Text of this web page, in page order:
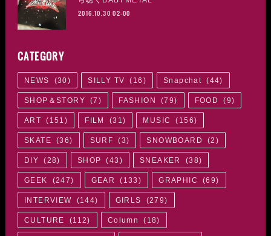
2016.10.30 02:00
CATEGORY
NEWS (30) SILLY TV ( 16 ) Snapchat (44)
SHOP＆STORY (7 ) FASHION (79) FOOD (9)
ART ( 151 ) FILM (31) MUSIC ( 156)
SKATE (36) SURF (3) SNOWBOARD (2 )
DIY (28) SHOP (43 ) SNEAKER (38)
GEEK (247) GEAR ( 133 ) GRAPHIC (69)
INTERVIEW (144) GIRLS (279)
CULTURE (112) Column ( 18)